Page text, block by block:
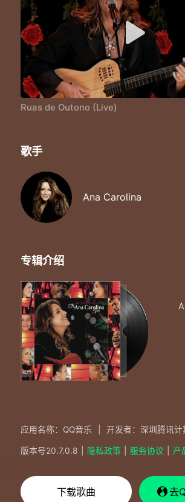
Ruas de Outono (Live)
歌手
Ana Carolina
专辑介绍
应用名称：QQ音乐 开发者：深圳腾讯
版本号20.7.0.8 隐私政策 服务协议 产
下载歌曲 去